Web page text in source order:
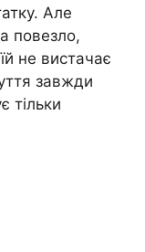
Але
повезло,
не вистачає
завжди
тільки